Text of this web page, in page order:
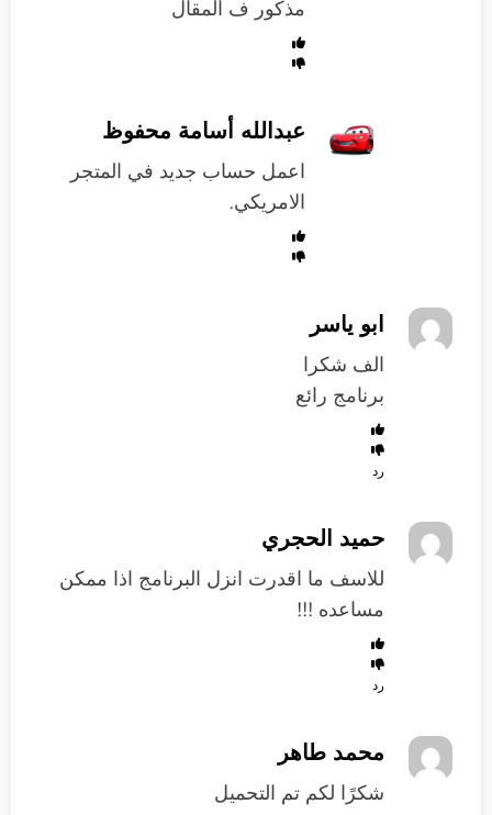
مذكور ف المقال
عبدالله أسامة محفوظ
اعمل حساب جديد في المتجر
الامريكي.
ابو ياسر
الف شكرا
برنامج رائع
رد
حميد الحجري
للاسف ما اقدرت انزل البرنامج اذا ممكن
مساعده !!!
رد
محمد طاهر
شكرًا لكم تم التحميل